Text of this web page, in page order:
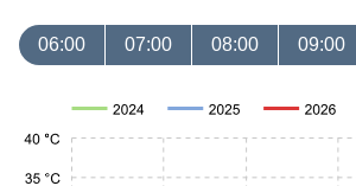
06:00 07:00 08:00 09:00